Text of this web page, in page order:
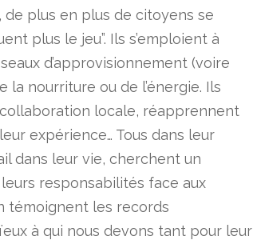
plus en plus de citoyens se
plus le jeu”. Ils s’emploient à
d’approvisionnement (voire
la nourriture ou de l’énergie. Ils
locale, réapprennent
expérience… Tous dans leur
dans leur vie, cherchent un
responsabilités face aux
témoignent les records
à qui nous devons tant pour leur